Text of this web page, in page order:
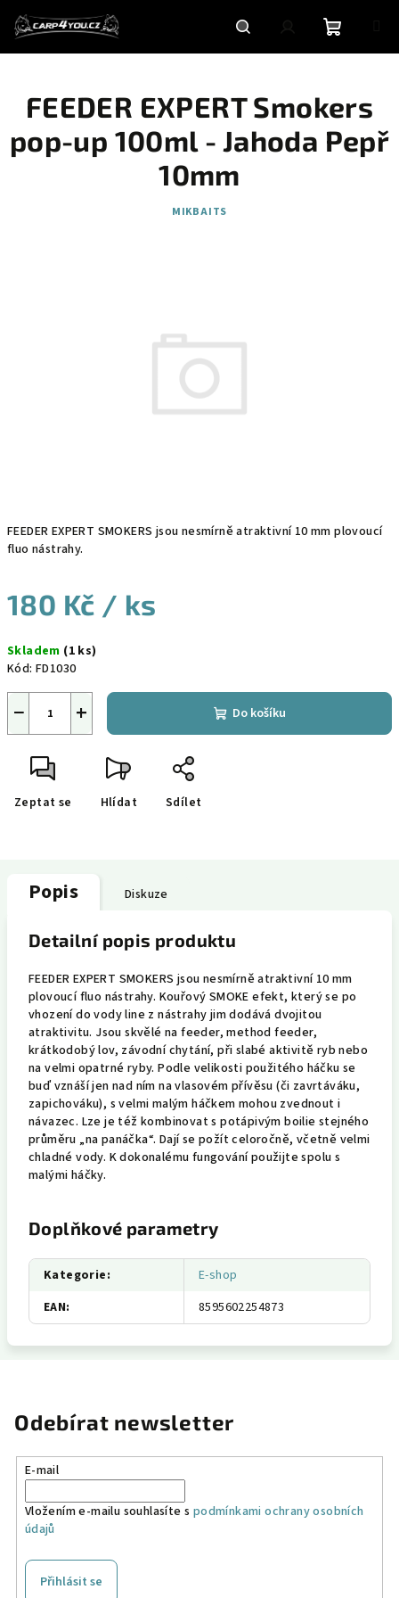
obsah
HledatPřihlášeníNákupní
košík
FEEDER EXPERT SMOKERS jsou nesmírně atraktivní 10 mm plovoucí
fluo nástrahy.
180 Kč / ks
cena:
Skladem (1 ks)
Kód: FD1030
+
− Do košíku
Zeptat se Hlídat Sdílet
FEEDER EXPERT Smokers
pop-up 100ml - Jahoda Pepř
10mm
MIKBAITS
Popis Diskuze
Detailní popis produktu
FEEDER EXPERT SMOKERS jsou nesmírně atraktivní 10 mm
plovoucí fluo nástrahy. Kouřový SMOKE efekt, který se po
vhození do vody line z nástrahy jim dodává dvojitou
atraktivitu. Jsou skvělé na feeder, method feeder,
krátkodobý lov, závodní chytání, při slabé aktivitě ryb nebo
na velmi opatrné ryby. Podle velikosti použitého háčku se
buď vznáší jen nad ním na vlasovém přívěsu (či zavrtáváku,
zapichováku), s velmi malým háčkem mohou zvednout i
návazec. Lze je též kombinovat s potápivým boilie stejného
průměru „na panáčka“. Dají se požít celoročně, včetně velmi
chladné vody. K dokonalému fungování použijte spolu s
malými háčky.
Doplňkové parametry
Kategorie:
E-shop
EAN: 8595602254873
Odebírat newsletter
E-mail
Vložením e-mailu souhlasíte s podmínkami ochrany osobních
údajů
Přihlásit se